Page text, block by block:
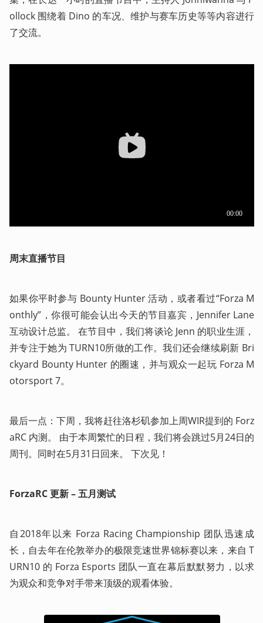
ollock 围绕着 Dino 的车况、维护与赛车历史等等内容进行
了交流。
周末直播节目
如果你平时参与 Bounty Hunter 活动，或者看过“Forza M
onthly”，你很可能会认出今天的节目嘉宾，Jennifer Lane
互动设计总监。 在节目中，我们将谈论 Jenn 的职业生涯，
并专注于她为 TURN10所做的工作。我们还会继续刷新 Bri
ckyard Bounty Hunter 的圈速，并与观众一起玩 Forza M
otorsport 7。
最后一点：下周，我将赶往洛杉矶参加上周WIR提到的 Forz
aRC 内测。 由于本周繁忙的日程，我们将会跳过5月24日的
周刊。同时在5月31日回来。 下次见！
ForzaRC 更新 – 五月测试
自2018年以来 Forza Racing Championship 团队迅速成
长，自去年在伦敦举办的极限竞速世界锦标赛以来，来自 T
URN10 的 Forza Esports 团队一直在幕后默默努力，以求
为观众和竞争对手带来顶级的观看体验。